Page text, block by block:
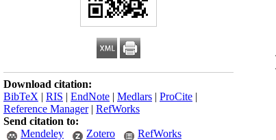
Download citation:
BibTeX | RIS | EndNote | Medlars | ProCite |
Reference Manager| RefWorks
Send citation to:
Mendeley
Zotero RefWorks